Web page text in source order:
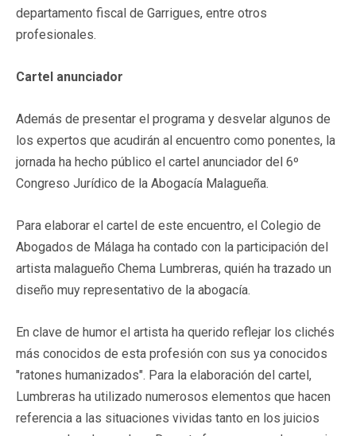
departamento fiscal de Garrigues, entre otros
profesionales.
Cartel anunciador
Además de presentar el programa y desvelar algunos de
los expertos que acudirán al encuentro como ponentes, la
jornada ha hecho público el cartel anunciador del 6º
Congreso Jurídico de la Abogacía Malagueña.
Para elaborar el cartel de este encuentro, el Colegio de
Abogados de Málaga ha contado con la participación del
artista malagueño Chema Lumbreras, quién ha trazado un
diseño muy representativo de la abogacía.
En clave de humor el artista ha querido reflejar los clichés
más conocidos de esta profesión con sus ya conocidos
"ratones humanizados". Para la elaboración del cartel,
Lumbreras ha utilizado numerosos elementos que hacen
referencia a las situaciones vividas tanto en los juicios